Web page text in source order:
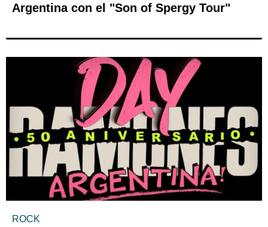
Argentina con el "Son of Spergy Tour"
ROCK